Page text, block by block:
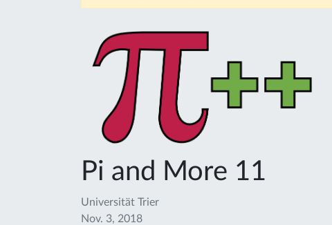
Pi and More 11
Universität Trier
Nov. 3, 2018